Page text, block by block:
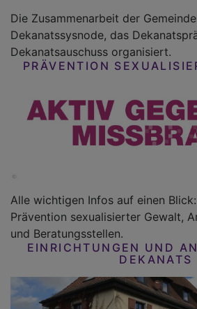
Die Zusammenarbeit der
Dekanatssysnode, das
Dekanatsauschuss organisiert.
PRÄVENTION
Alle wichtigen Infos auf einen
Prävention sexualisierter Gewalt,
und Beratungsstellen.
EINRICHTUNGEN UND
DEKANATS